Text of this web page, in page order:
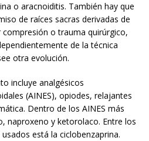
o aracnoiditis. También hay que
de raíces sacras derivadas de
o trauma quirúrgico,
de la técnica
otra evolución.
incluye analgésicos
(AINES), opiodes, relajantes
Dentro de los AINES más
naproxeno y ketorolaco. Entre los
está la ciclobenzaprina.